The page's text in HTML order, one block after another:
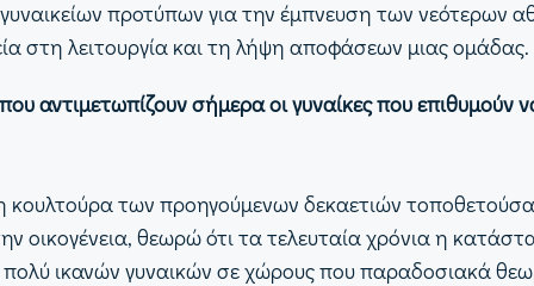
προτύπων για την έμπνευση των νεότερων
στη λειτουργία και τη λήψη αποφάσεων μιας
που αντιμετωπίζουν σήμερα οι γυναίκες που
κουλτούρα των προηγούμενων δεκαετιών
οικογένεια, θεωρώ ότι τα τελευταία χρόνια η
ικανών γυναικών σε χώρους που παραδοσιακά